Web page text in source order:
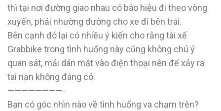
thì tại nơi đường giao nhau có báo hiệu đi theo vòng
xuyến, phải nhường đường cho xe đi bên trái.
Bên cạnh đó lại có nhiều ý kiến cho rằng tài xế
Grabbike trong tình huống này cũng không chú ý
quan sát, mải dán mắt vào điện thoại nên để xảy ra
tai nạn không đáng có.
————————-
Bạn có góc nhìn nào về tình huống va chạm trên?